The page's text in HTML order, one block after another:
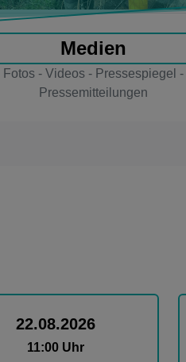
Medien
Fotos - Videos - Pressespiegel -
Pressemitteilungen
22.08.2026
11:00 Uhr